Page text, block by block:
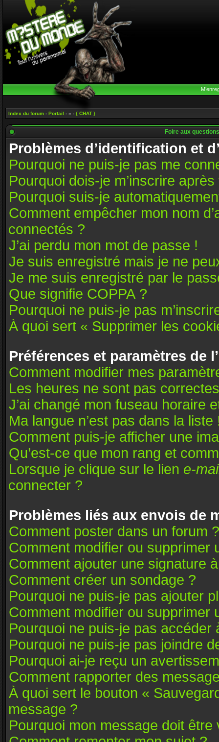
Index du forum - Portail - » - { CHAT }
Foire aux
Problèmes d’identification et
Pourquoi ne puis-je pas me
Pourquoi dois-je m’inscrire après
Pourquoi suis-je
Comment empêcher mon nom
connectés ?
J’ai perdu mon mot de passe !
Je suis enregistré mais je ne
Je me suis enregistré par le
Que signifie COPPA ?
Pourquoi ne puis-je pas
À quoi sert « Supprimer les
Préférences et paramètres de
Comment modifier mes
Les heures ne sont pas
J’ai changé mon fuseau horaire
Ma langue n’est pas dans la liste
Comment puis-je afficher une
Qu’est-ce que mon rang et
Lorsque je clique sur le lien e-
connecter ?
Problèmes liés aux envois de
Comment poster dans un forum ?
Comment modifier ou supprimer
Comment ajouter une signature
Comment créer un sondage ?
Pourquoi ne puis-je pas ajouter
Comment modifier ou supprimer
Pourquoi ne puis-je pas accéder
Pourquoi ne puis-je pas joindre
Pourquoi ai-je reçu un
Comment rapporter des
À quoi sert le bouton «
message ?
Pourquoi mon message doit être